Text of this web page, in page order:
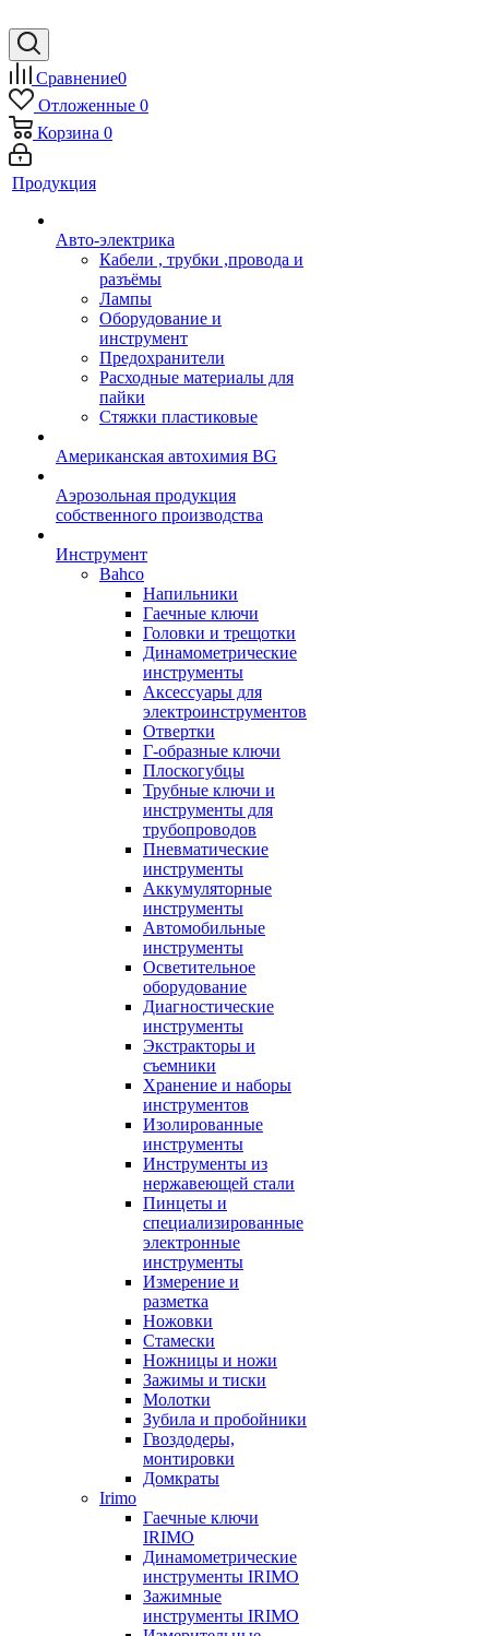
Сравнение0
Отложенные 0
Корзина 0
Продукция
Авто-электрика
Кабели , трубки ,провода и
разъёмы
Лампы
Оборудование и
инструмент
Предохранители
Расходные материалы для
пайки
Стяжки пластиковые
Американская автохимия BG
Аэрозольная продукция
собственного производства
Инструмент
Bahco
Напильники
Гаечные ключи
Головки и трещотки
Динамометрические
инструменты
Аксессуары для
электроинструментов
Отвертки
Г-образные ключи
Плоскогубцы
Трубные ключи и
инструменты для
трубопроводов
Пневматические
инструменты
Аккумуляторные
инструменты
Автомобильные
инструменты
Осветительное
оборудование
Диагностические
инструменты
Экстракторы и
съемники
Хранение и наборы
инструментов
Изолированные
инструменты
Инструменты из
нержавеющей стали
Пинцеты и
специализированные
электронные
инструменты
Измерение и
разметка
Ножовки
Стамески
Ножницы и ножи
Зажимы и тиски
Молотки
Зубила и пробойники
Гвоздодеры,
монтировки
Домкраты
Irimo
Гаечные ключи
IRIMO
Динамометрические
инструменты IRIMO
Зажимные
инструменты IRIMO